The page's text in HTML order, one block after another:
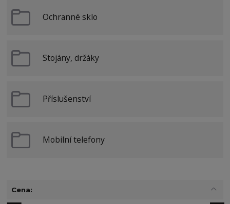
Ochranné sklo
Stojány, držáky
Příslušenství
Mobilní telefony
Cena: